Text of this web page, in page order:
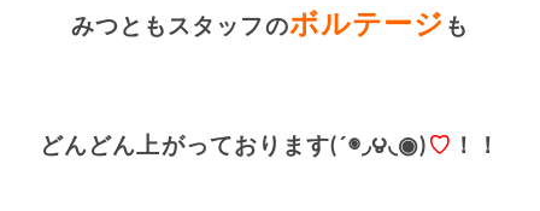
みつともスタッフのボルテージ も
どんどん上がっております(´◉◞౪◟◉) ♡ ！！